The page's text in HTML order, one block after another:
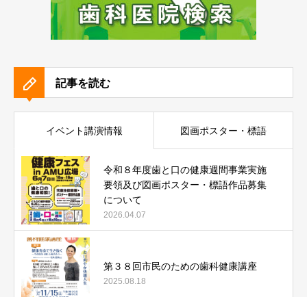
記事を読む
イベント講演情報 図画ポスター・標語
令和８年度歯と口の健康週間事業実施
要領及び図画ポスター・標語作品募集
について
2026.04.07
第３８回市民のための歯科健康講座
2025.08.18